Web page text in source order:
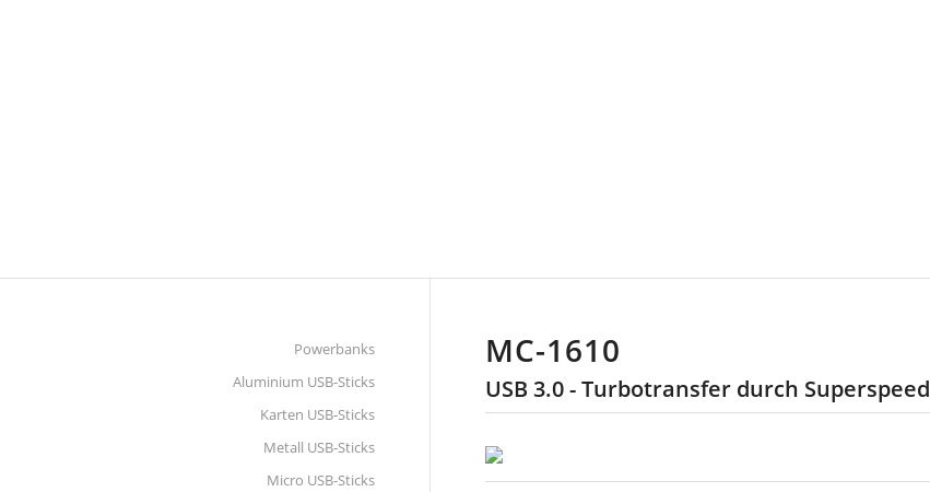
MC-1610
USB 3.0 - Turbotransfer durch Superspeed
Powerbanks
Aluminium USB-Sticks
Karten USB-Sticks
Metall USB-Sticks
Micro USB-Sticks